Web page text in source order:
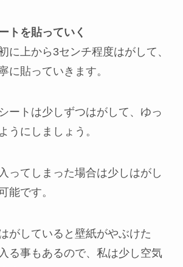
トを貼っていく
に上から3センチ程度はがして、
に貼っていきます。
ートは少しずつはがして、ゆっ
うにしましょう。
ってしまった場合は少しはがし
能です。
がしていると壁紙がやぶけた
る事もあるので、私は少し空気